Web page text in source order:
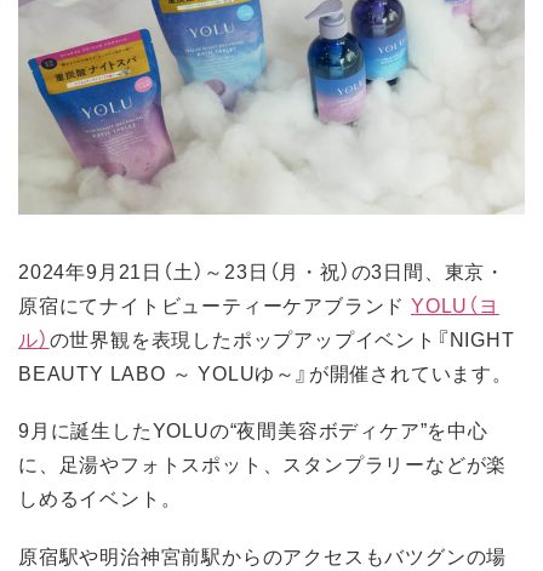
2024年9月21日（土）～23日（月・祝）の3日間、東京・
原宿にてナイトビューティーケアブランド YOLU（ヨ
ル）の世界観を表現したポップアップイベント『NIGHT
BEAUTY LABO ～ YOLUゆ～』が開催されています。
9月に誕生したYOLUの“夜間美容ボディケア”を中心
に、足湯やフォトスポット、スタンプラリーなどが楽
しめるイベント。
原宿駅や明治神宮前駅からのアクセスもバツグンの場